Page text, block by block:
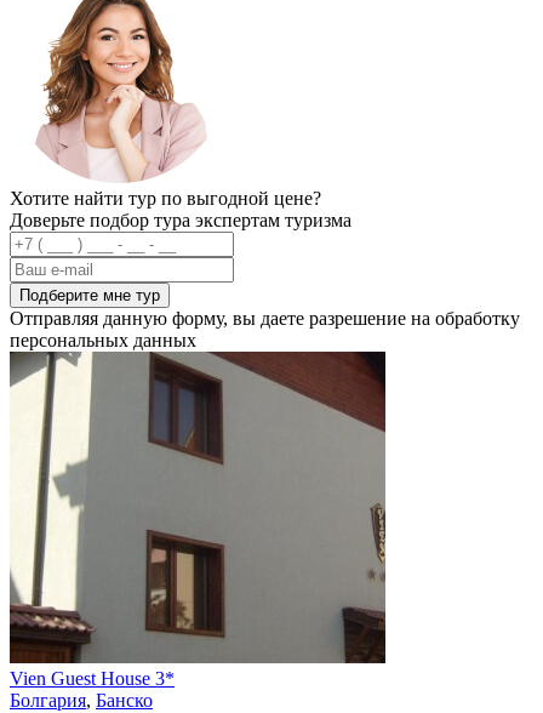
Хотите найти тур по выгодной цене?
Доверьте подбор тура экспертам туризма
Подберите мне тур
Отправляя данную форму, вы даете разрешение на обработку
персональных данных
Vien Guest House 3*
Болгария, Банско